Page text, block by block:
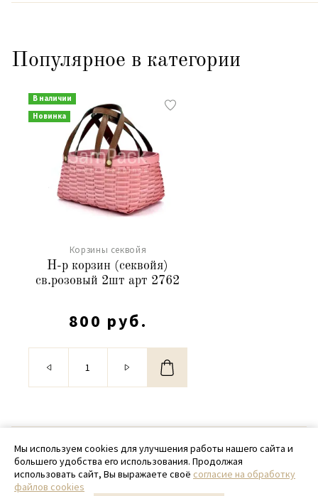
Популярное в категории
В наличии
Новинка
Корзины секвойя
Н-р корзин (секвойя)
св.розовый 2шт арт 2762
800 руб.
© 2020 - 2026 SamPack
+ 7 (918) 699-97-87
zakaz@sampack.store
Мы используем cookies для улучшения работы нашего сайта и
большего удобства его использования. Продолжая
использовать сайт, Вы выражаете своё согласие на обработку
файлов cookies